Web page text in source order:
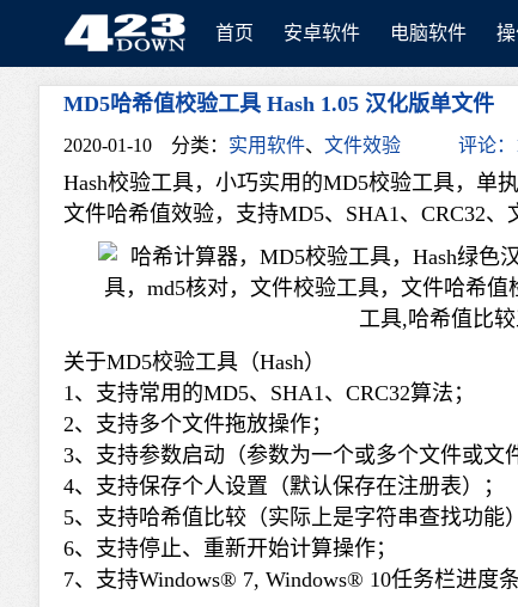
首页 安卓软件 电脑软件
MD5哈希值校验工具 Hash 1.05 汉化版单文件
2020-01-10 分类： 实用软件、 文件效验 评论：
Hash校验工具，小巧实用的MD5校验工具，单
文件哈希值效验，支持MD5、SHA1、CRC32
关于MD5校验工具（Hash）
1、支持常用的MD5、SHA1、CRC32算法；
2、支持多个文件拖放操作；
3、支持参数启动（参数为一个或多个文件或文
4、支持保存个人设置（默认保存在注册表）；
5、支持哈希值比较（实际上是字符串查找功能
6、支持停止、重新开始计算操作；
7、支持Windows® 7, Windows® 10任务栏进度条